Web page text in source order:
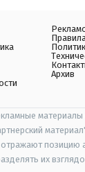
Архив
позицию
их